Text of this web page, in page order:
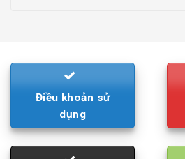
Điều khoản sử
dụng